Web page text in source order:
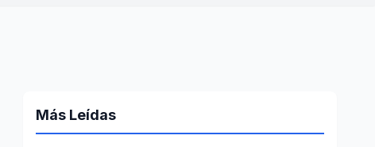
Más Leídas